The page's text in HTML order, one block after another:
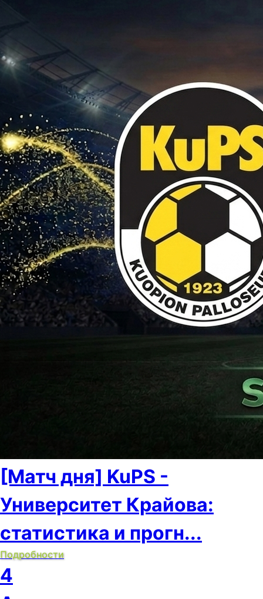
[Матч дня] KuPS -
Университет Крайова:
статистика и прогн...
Подробности
4